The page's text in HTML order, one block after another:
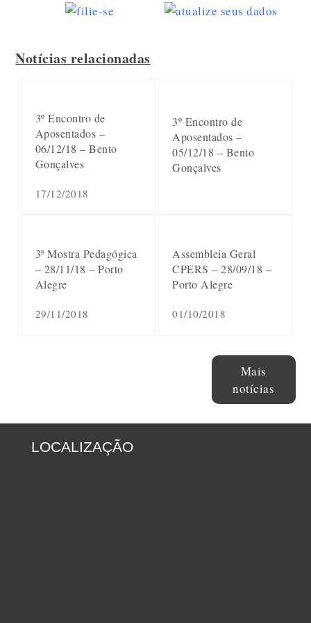
Notícias relacionadas
3º Encontro de
Aposentados –
06/12/18 – Bento
Gonçalves
17/12/2018
3º Encontro de
Aposentados –
05/12/18 – Bento
Gonçalves
3ª Mostra Pedagógica
– 28/11/18 – Porto
Alegre
29/11/2018
Assembleia Geral
CPERS – 28/09/18 –
Porto Alegre
01/10/2018
Mais
notícias
LOCALIZAÇÃO